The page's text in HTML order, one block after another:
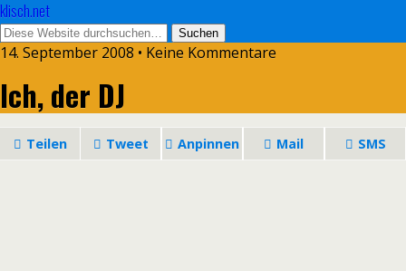
klisch.net
14. September 2008 • Keine Kommentare
Ich, der DJ
Teilen Tweet Anpinnen Mail SMS